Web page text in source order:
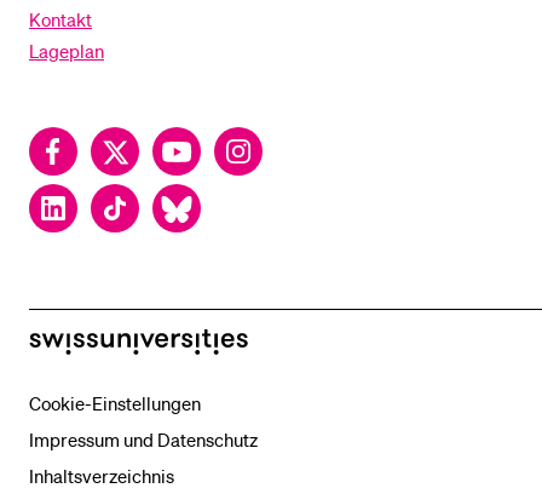
Kontakt
Lageplan
FacebookTwitter YouTubeInstagram
LinkedInTikTok Bluesky
swissuniversities
Cookie-Einstellungen
Impressum und Datenschutz
Inhaltsverzeichnis